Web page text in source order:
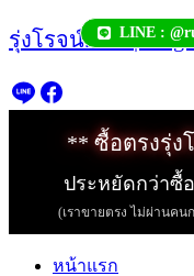
Skip
to
LINE :
รุ่งโรจน์.com |
** ซื้อตรงรุ่ง
ประหยัดกว่าซื้
(เราขายตรง ไม่ผ่านค
หน้าแรก